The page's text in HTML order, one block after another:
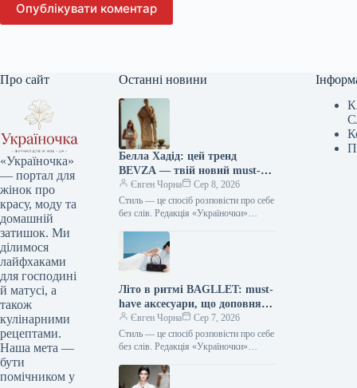
Опублікувати коментар
Про сайт
«Україночка»
— портал для
жінок про
красу, моду та
домашній
затишок. Ми
ділимося
лайфхаками
для господині
й матусі, а
також
кулінарними
рецептами.
Наша мета —
бути
помічником у
Останні новини
Белла Хадід: цей тренд
BEVZA — твій новий must-
have сезону!
Євген Чорна
Сер 8, 2026
Стиль — це спосіб розповісти про себе
без слів. Редакція «Україночки»
тенденціями, і сьогодні ми
підготували…
Літо в ритмі BAGLLET: must-
have аксесуари, що доповнять
твій фешн-образ
Євген Чорна
Сер 7, 2026
Стиль — це спосіб розповісти про себе
без слів. Редакція «Україночки»
тенденціями, і сьогодні ми
підготували…